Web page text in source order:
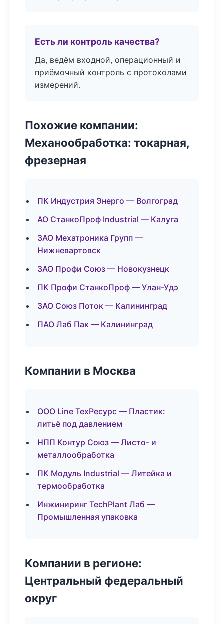
Есть ли контроль качества?
Да, ведём входной, операционный и
приёмочный контроль с протоколами
измерений.
Похожие компании:
Механообработка: токарная,
фрезерная
ПК Индустрия Энерго — Волгоград
АО СтанкоПроф Industrial — Калуга
ЗАО Мехатроника Групп —
Нижневартовск
ЗАО Профи Союз — Новокузнецк
ПК Профи СтанкоПроф — Улан-Удэ
ЗАО Союз Поток — Калининград
ПАО Лаб Пак — Калининград
Компании в Москва
ООО Line ТехРесурс — Пластик:
литьё под давлением
НПП Контур Союз — Листо- и
металлообработка
ПК Модуль Industrial — Литейка и
термообработка
Инжиниринг TechPlant Лаб —
Промышленная упаковка
Компании в регионе:
Центральный федеральный
округ